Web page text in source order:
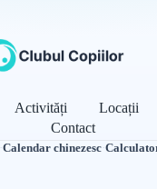
Activități Locații
Contact
·Calendar chinezesc·